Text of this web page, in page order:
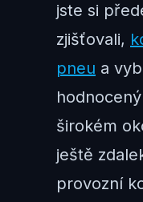
jste si
zjišťovali,
pneu a
širokém
ještě
provozní